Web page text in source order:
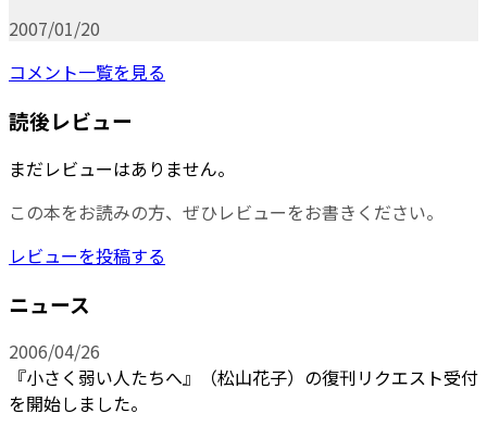
2007/01/20
コメント一覧を見る
読後レビュー
まだレビューはありません。
この本をお読みの方、ぜひレビューをお書きください。
レビューを投稿する
ニュース
2006/04/26
『小さく弱い人たちへ』（松山花子）の復刊リクエスト受付
を開始しました。